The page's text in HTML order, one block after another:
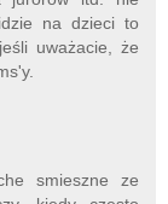
na dzieci to
uważacie, że
smieszne ze